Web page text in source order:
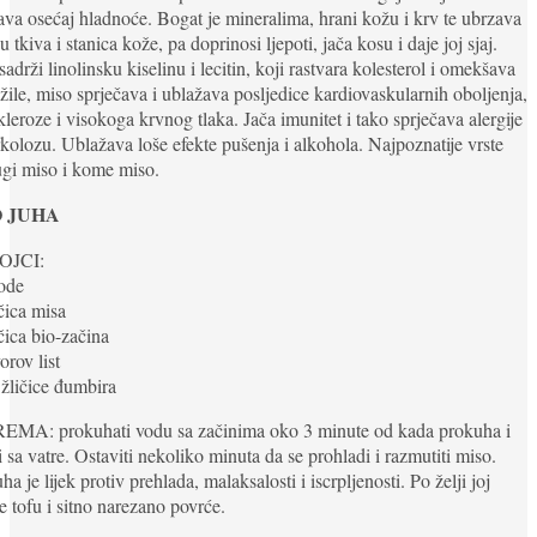
osećaj hladnoće. Bogat je mineralima, hrani kožu i krv te ubrzava
tkiva i stanica kože, pa doprinosi ljepoti, jača kosu i daje joj sjaj.
linolinsku kiselinu i lecitin, koji rastvara kolesterol i omekšava
miso sprječava i ublažava posljedice kardiovaskularnih oboljenja,
i visokoga krvnog tlaka. Jača imunitet i tako sprječava alergije
Ublažava loše efekte pušenja i alkohola. Najpoznatije vrste
miso i kome miso.
JUHA
misa
bio-začina
list
đumbira
prokuhati vodu sa začinima oko 3 minute od kada prokuha i
sa vatre. Ostaviti nekoliko minuta da se prohladi i razmutiti miso.
je lijek protiv prehlada, malaksalosti i iscrpljenosti. Po želji joj
tofu i sitno narezano povrće.